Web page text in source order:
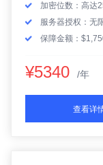
加密位数：高达
服务器授权：无
保障金额：
¥5340 /年
查看详